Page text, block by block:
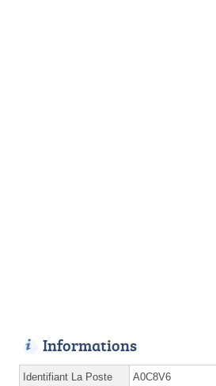
Informations
Identifiant La Poste A0C8V6